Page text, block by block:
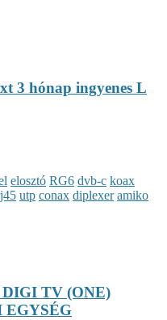
3 hónap ingyenes L
elosztó RG6 dvb-c koax
utp conax diplexer amiko
TV (ONE)
EGYSÉG